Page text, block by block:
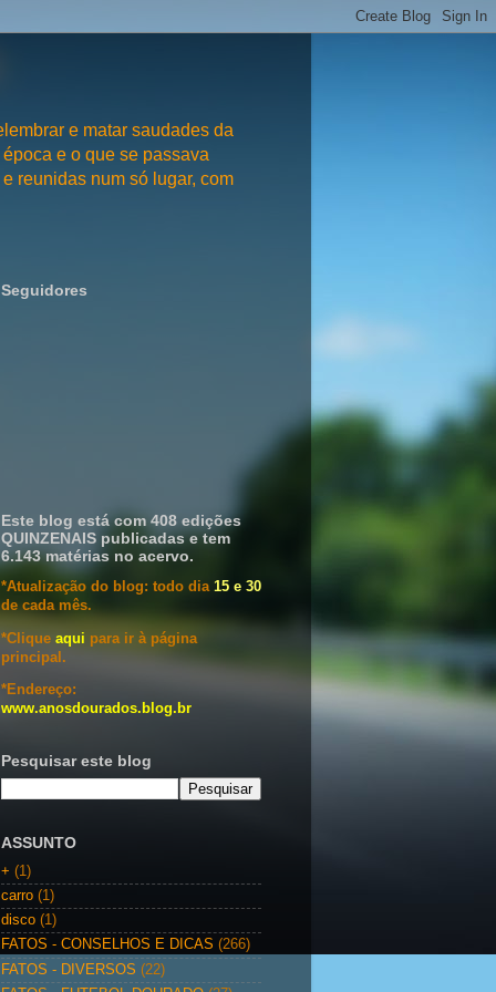
e matar saudades da
e o que se passava
reunidas num só lugar, com
Seguidores
Este blog está com 408 edições
QUINZENAIS publicadas e tem
6.143 matérias no acervo.
*Atualização do blog: todo dia 15 e 30
de cada mês.
*Clique aqui para ir à página
principal.
*Endereço:
www.anosdourados.blog.br
Pesquisar este blog
ASSUNTO
+ (1)
carro (1)
disco (1)
FATOS - CONSELHOS E DICAS (266)
FATOS - DIVERSOS (22)